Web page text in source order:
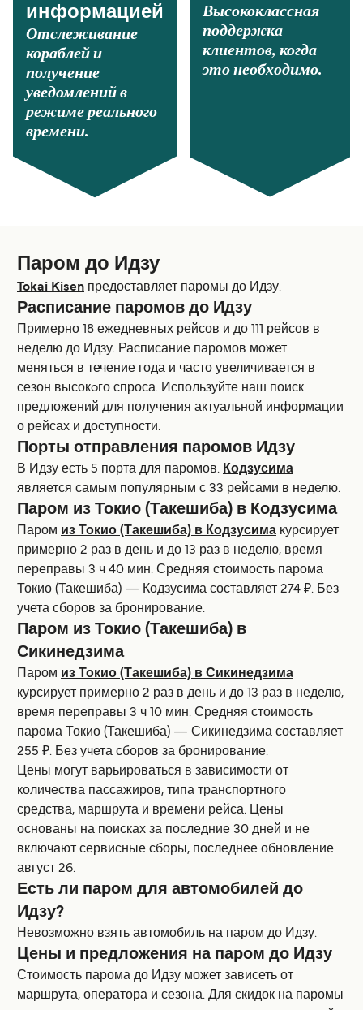
информацией
Отслеживание
кораблей и
получение
уведомлений в
режиме реального
времени.
Высококлассная
поддержка
клиентов, когда
это необходимо.
Паром до Идзу
Tokai Kisen предоставляет паромы до Идзу.
Расписание паромов до Идзу
Примерно 18 ежедневных рейсов и до 111 рейсов в
неделю до Идзу. Расписание паромов может
меняться в течение года и часто увеличивается в
сезон высокoго спроса. Используйте наш поиск
предложений для получения актуальной информации
о рейсах и доступности.
Порты отправления паромов Идзу
В Идзу есть 5 порта для паромов. Кодзусима
является самым популярным с 33 рейсами в неделю.
Паром из Токио (Такешиба) в Кодзусима
Паром из Токио (Такешиба) в Кодзусима курсирует
примерно 2 раз в день и до 13 раз в неделю, время
переправы 3 ч 40 мин. Средняя стоимость парома
Токио (Такешиба) — Кодзусима составляет 274 ₽. Без
учета сборов за бронирование.
Паром из Токио (Такешиба) в
Сикинедзима
Паром
из Токио (Такешиба) в Сикинедзима
курсирует примерно 2 раз в день и до 13 раз в неделю,
время переправы 3 ч 10 мин. Средняя стоимость
парома Токио (Такешиба) — Сикинедзима составляет
255 ₽. Без учета сборов за бронирование.
Цены могут варьироваться в зависимости от
количества пассажиров, типа транспортного
средства, маршрута и времени рейса. Цены
основаны на поисках за последние 30 дней и не
включают сервисные сборы, последнее обновление
август 26.
Есть ли паром для автомобилей до
Идзу?
Невозможно взять автомобиль на паром до Идзу.
Цены и предложения на паром до Идзу
Стоимость парома до Идзу может зависеть от
маршрута, оператора и сезона. Для скидок на паромы